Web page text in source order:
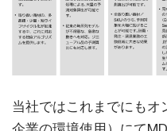
当社ではこれまでにもオ